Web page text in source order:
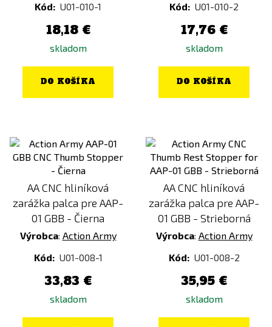
Kód: U01-010-1
18,18 €
skladom
DO KOŠÍKA
Kód: U01-010-2
17,76 €
skladom
DO KOŠÍKA
AA CNC hliníková
zarážka palca pre AAP-
01 GBB - Čierna
Výrobca: Action Army
Kód: U01-008-1
33,83 €
skladom
AA CNC hliníková
zarážka palca pre AAP-
01 GBB - Strieborná
Výrobca: Action Army
Kód: U01-008-2
35,95 €
skladom